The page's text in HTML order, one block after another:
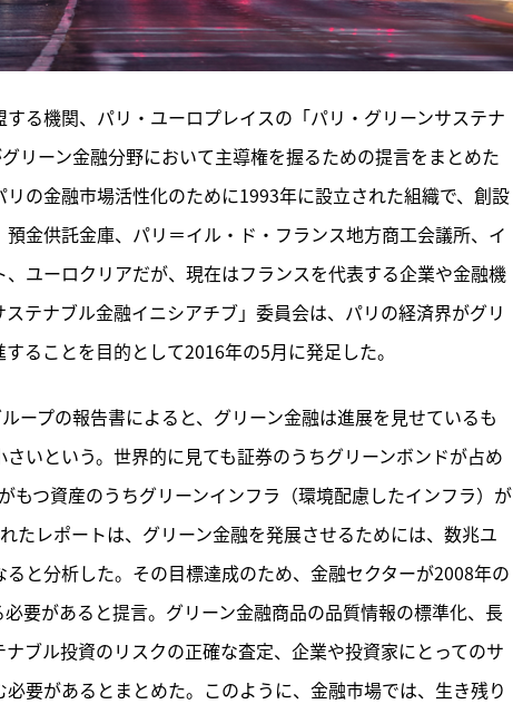
る機関、パリ・ユーロプレイスの「パリ・グリーンサステナ
リーン金融分野において主導権を握るための提言をまとめた
の金融市場活性化のために1993年に設立された組織で、創設
金供託金庫、パリ＝イル・ド・フランス地方商工会議所、イ
ユーロクリアだが、現在はフランスを代表する企業や金融機
テナブル金融イニシアチブ」委員会は、パリの経済界がグリ
ることを目的として2016年の5月に発足した。
ープの報告書によると、グリーン金融は進展を見せているも
いという。世界的に見ても証券のうちグリーンボンドが占め
もつ資産のうちグリーンインフラ（環境配慮したインフラ）が
たレポートは、グリーン金融を発展させるためには、数兆ユ
と分析した。その目標達成のため、金融セクターが2008年の
要があると提言。グリーン金融商品の品質情報の標準化、長
ブル投資のリスクの正確な査定、企業や投資家にとってのサ
要があるとまとめた。このように、金融市場では、生き残り